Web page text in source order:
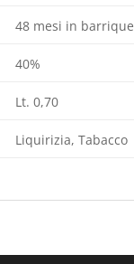
48 mesi in barrique
40%
Lt. 0,70
Liquirizia, Tabacco